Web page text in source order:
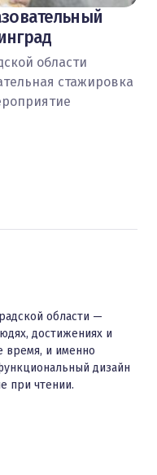
области
стажировка
области —
достижениях и
время, и именно
дизайн
при чтении.